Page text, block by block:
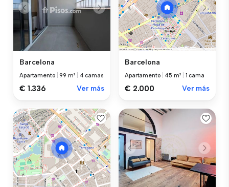
Barcelona
Apartamento |99 m² 4 camas
€ 1.336 Ver más
Barcelona
Apartamento 45 m² 1 cama
€ 2.000 Ver más